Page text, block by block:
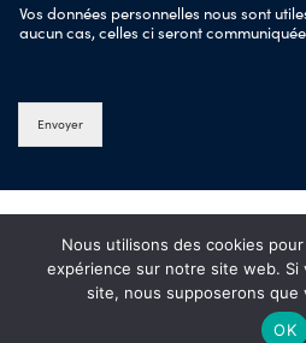
Vos données personnelles nous sont
aucun cas, celles ci seront
Envoyer
Nous utilisons des cookies
expérience sur notre site web. Si
site, nous supposerons que
OK